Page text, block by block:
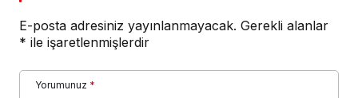
E-posta adresiniz yayınlanmayacak. Gerekli alanlar
* ile işaretlenmişlerdir
Yorumunuz *